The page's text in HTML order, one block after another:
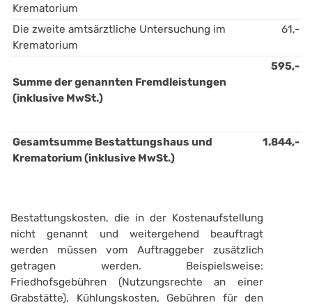
Krematorium
Die zweite amtsärztliche Untersuchung im
Krematorium
61,-
Summe der genannten Fremdleistungen
(inklusive MwSt.)
595,-
Gesamtsumme Bestattungshaus und
Krematorium (inklusive MwSt.)
1.844,-
Bestattungskosten, die in der Kostenaufstellung
nicht genannt und weitergehend beauftragt
werden müssen vom Auftraggeber zusätzlich
getragen werden. Beispielsweise:
Friedhofsgebühren (Nutzungsrechte an einer
Grabstätte), Kühlungskosten, Gebühren für den